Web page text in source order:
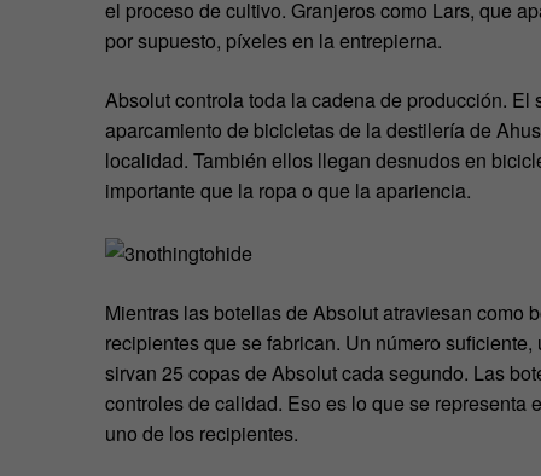
el proceso de cultivo. Granjeros como Lars, que
por supuesto, píxeles en la entrepierna.
Absolut controla toda la cadena de producción.
aparcamiento de bicicletas de la destilería de
localidad. También ellos llegan desnudos en
importante que la ropa o que la apariencia.
Mientras las botellas de Absolut atraviesan como
recipientes que se fabrican. Un número
sirvan 25 copas de Absolut cada segundo. Las
controles de calidad. Eso es lo que se representa
uno de los recipientes.